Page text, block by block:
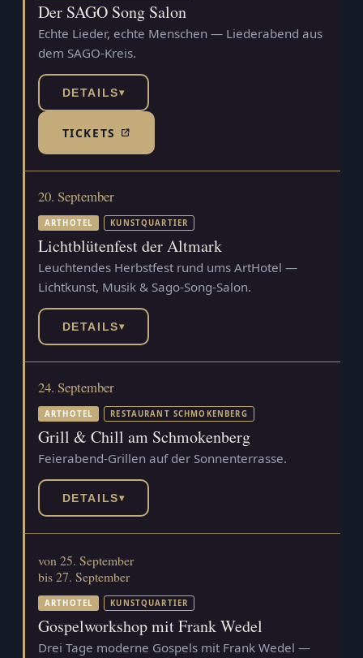
Der SAGO Song Salon
Echte Lieder, echte Menschen — Liederabend aus
dem SAGO-Kreis.
DETAILS▾
TICKETS(TICKETSHOP, ÖFFNET IN NEUEM TAB)
20. September
ARTHOTEL KUNSTQUARTIER
Lichtblütenfest der Altmark
Leuchtendes Herbstfest rund ums ArtHotel —
Lichtkunst, Musik & Sago-Song-Salon.
DETAILS▾
24. September
ARTHOTEL RESTAURANT SCHMOKENBERG
Grill & Chill am Schmokenberg
Feierabend-Grillen auf der Sonnenterrasse.
DETAILS▾
von 25. September
bis 27. September
ARTHOTEL KUNSTQUARTIER
Gospelworkshop mit Frank Wedel
Drei Tage moderne Gospels mit Frank Wedel —